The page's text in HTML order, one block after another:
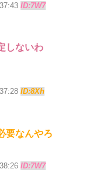
ID:7W7
しないわ
ID:8Xh
要なんやろ
ID:7W7